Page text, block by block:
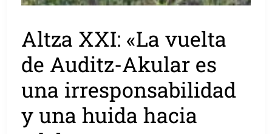
Altza XXI: «La vuelta
de Auditz-Akular es
una irresponsabilidad
y una huida hacia